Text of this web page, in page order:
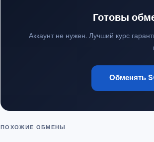
Готовы
Аккаунт не нужен. Лучший курс
Обменять
ПОХОЖИЕ ОБМЕНЫ